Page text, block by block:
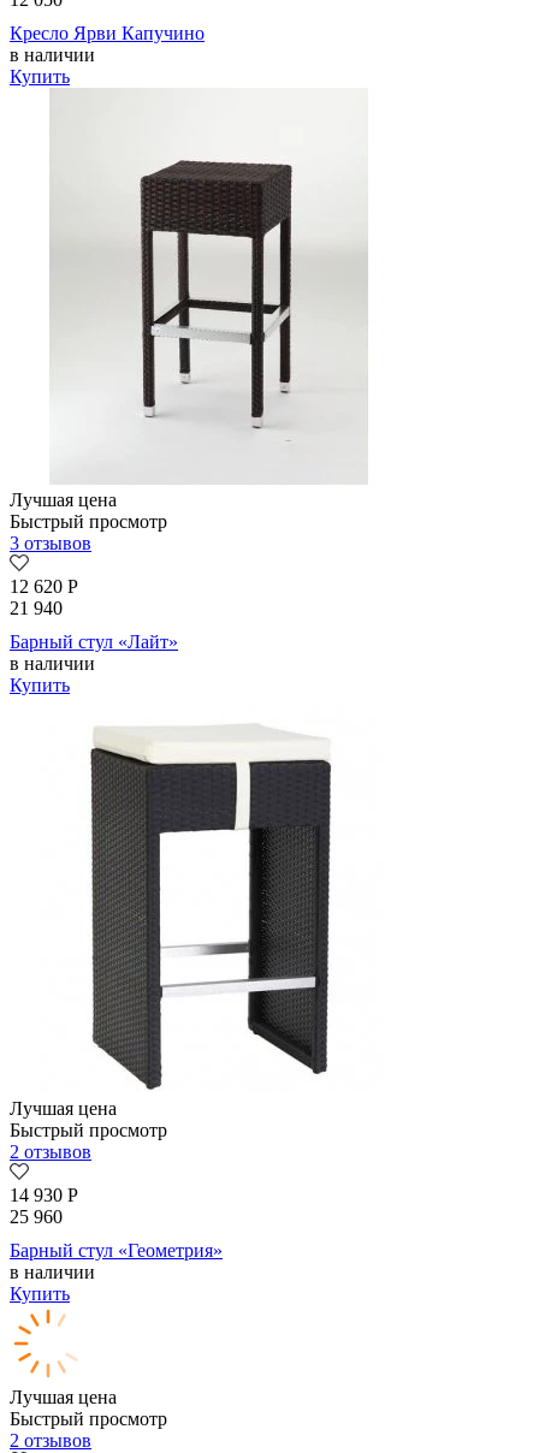
Кресло Ярви Капучино
в наличии
Купить
Лучшая цена
Быстрый просмотр
3 отзывов
12 620 Р
21 940
Барный стул «Лайт»
в наличии
Купить
Лучшая цена
Быстрый просмотр
2 отзывов
14 930 Р
25 960
Барный стул «Геометрия»
в наличии
Купить
Лучшая цена
Быстрый просмотр
2 отзывов